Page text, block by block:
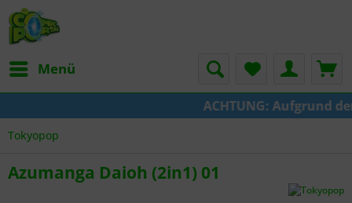
Menü
ACHTUNG: Aufgrund
Tokyopop
Azumanga Daioh (2in1) 01